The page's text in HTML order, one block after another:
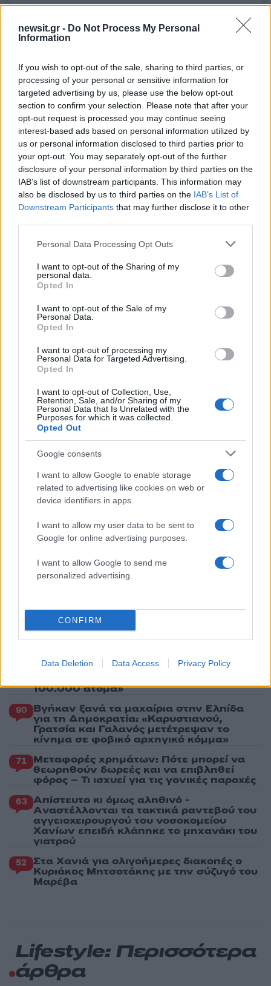
newsit.gr - Do Not Process My Personal
Information
If you wish to opt-out of the sale, sharing to third parties, or
processing of your personal or sensitive information for
targeted advertising by us, please use the below opt-out
section to confirm your selection. Please note that after your
opt-out request is processed you may continue seeing
interest-based ads based on personal information utilized by
us or personal information disclosed to third parties prior to
your opt-out. You may separately opt-out of the further
disclosure of your personal information by third parties on the
IAB’s list of downstream participants. This information may
also be disclosed by us to third parties on the IAB’s List of
Downstream Participants that may further disclose it to other
Please note that this website/app uses one or more Google
not limited to your visit or usage behaviour. You may click to
grant or deny consent to Google and its third-party tags to
use your data for below specified purposes in below Google
consent section.
Personal Data Processing Opt Outs
I want to opt-out of the Sharing of my
personal data.
Opted In
I want to opt-out of the Sale of my
Personal Data.
Opted In
I want to opt-out of processing my
Personal Data for Targeted Advertising.
Opted In
I want to opt-out of Collection, Use,
Retention, Sale, and/or Sharing of my
Personal Data that Is Unrelated with the
Purposes for which it was collected.
Opted Out
Google consents
I want to allow Google to enable storage
related to advertising like cookies on web or
device identifiers in apps.
I want to allow my user data to be sent to
Google for online advertising purposes.
I want to allow Google to send me
personalized advertising.
CONFIRM
Data Deletion Data Access Privacy Policy
50 /50
2000 /2000
Υποβολή σχολίου
Όροι Χρήσης
. Το site προστατεύεται από reCAPTCHA, ισχύουν
Πολιτική Απορρήτου&Όροι Χρήσης της Google.
Lifestyle
ΓΡΗΓΟΡΗΣ ΑΡΝΑΟΥΤΟΓΛΟΥ
Ακολουθήστε το Νewsit.gr στοGoogle News
τελευταία νέατης ημέρας
Πιο δημοφιλή
Σοκαριστική υπόθεση στην Κρήτη:
Τουρίστας ρωτούσε πόσο να πληρώσει για
να ασελγήσει σε 10χρονο κορίτσι - Το παιδί
καθόταν αμέριμνο σε αυλή επιχείρησης
Έφυγε από τη ζωή η Χριστίνα Πιτουρά,
πρώην σύζυγος του Βασίλη Χιώτη
Δεν ήταν μόνο η ταχύτητα που οδήγησε
στο τροχαίο στις Σέρρες με νεκρούς μητέρα
και γιο - «Ίσως κάτι απέσπασε την προσοχή
του οδηγού» λέει πραγματογνώμονας
Μυστράς: Αλλαγή στην υπερασπιστική
γραμμή του 55χρονου που έκρυψε τον
νεκρό πατέρα του σε καταψύκτη – Η
αγάπη στους γονείς και η διαφωνία με την
Ιωάννα Τούνη: Η throwback φωτογραφία
από την Ίμπιζα με τον Δημήτρη
Πιο σχολιασμένα
Marfin: Η 46χρονη πήρε προθεσμία για
να απολογηθεί την Τρίτη – «Είναι αθώα,
100.000 άτομα»
90 Βγήκαν ξανά τα μαχαίρια στην Ελπίδα
για τη Δημοκρατία: «Καρυστιανού,
Γρατσία και Γαλανός μετέτρεψαν το
κίνημα σε φοβικό αρχηγικό κόμμα»
71 Μεταφορές χρημάτων: Πότε μπορεί να
θεωρηθούν δωρεές και να επιβληθεί
φόρος – Τι ισχυεί για τις γονικές παροχές
63 Απίστευτο κι όμως αληθινό -
Aναστέλλονται τα τακτικά ραντεβού του
αγγειοχειρουργού του νοσοκομείου
Χανίων επειδή κλάπηκε το μηχανάκι του
γιατρού
52 Στα Χανιά για ολιγοήμερες διακοπές ο
Κυριάκος Μητσοτάκης με την σύζυγό του
Μαρέβα
Lifestyle: Περισσότερα
άρθρα